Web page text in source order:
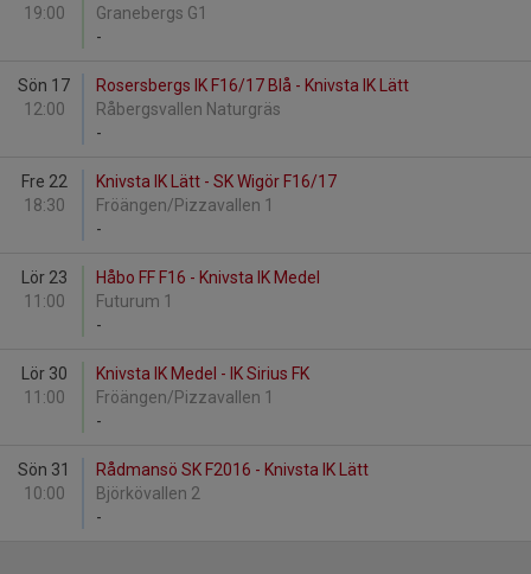
19:00
Granebergs G1
-
Sön 17
12:00
Rosersbergs IK F16/17 Blå - Knivsta IK Lätt
Råbergsvallen Naturgräs
-
Fre 22
18:30
Knivsta IK Lätt - SK Wigör F16/17
Fröängen/Pizzavallen 1
-
Lör 23
11:00
Håbo FF F16 - Knivsta IK Medel
Futurum 1
-
Lör 30
11:00
Knivsta IK Medel - IK Sirius FK
Fröängen/Pizzavallen 1
-
Sön 31
10:00
Rådmansö SK F2016 - Knivsta IK Lätt
Björkövallen 2
-